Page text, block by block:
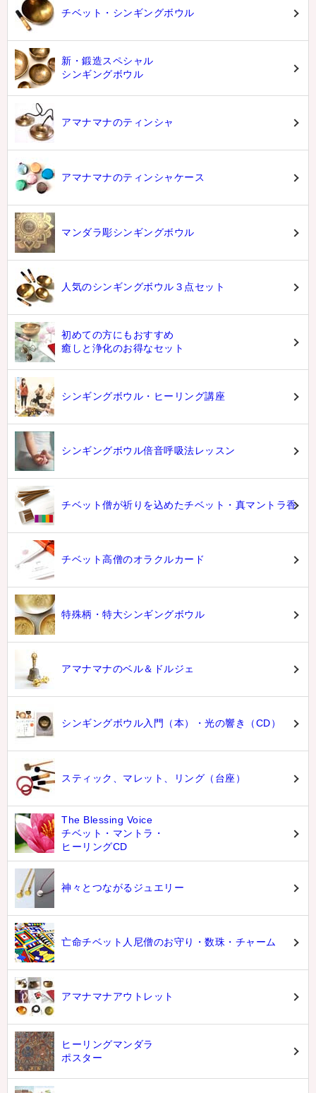
チベット・シンギングボウル
新・鍛造スペシャル
シンギングボウル
アマナマナのティンシャ
アマナマナのティンシャケース
マンダラ彫シンギングボウル
人気のシンギングボウル３点セット
初めての方にもおすすめ
癒しと浄化のお得なセット
シンギングボウル・ヒーリング講座
シンギングボウル倍音呼吸法レッスン
チベット僧が祈りを込めたチベット・真マントラ香
チベット高僧のオラクルカード
特殊柄・特大シンギングボウル
アマナマナのベル＆ドルジェ
シンギングボウル入門（本）・光の響き（CD）
スティック、マレット、リング（台座）
The Blessing Voice
チベット・マントラ・
ヒーリングCD
神々とつながるジュエリー
亡命チベット人尼僧のお守り・数珠・チャーム
アマナマナアウトレット
ヒーリングマンダラ
ポスター